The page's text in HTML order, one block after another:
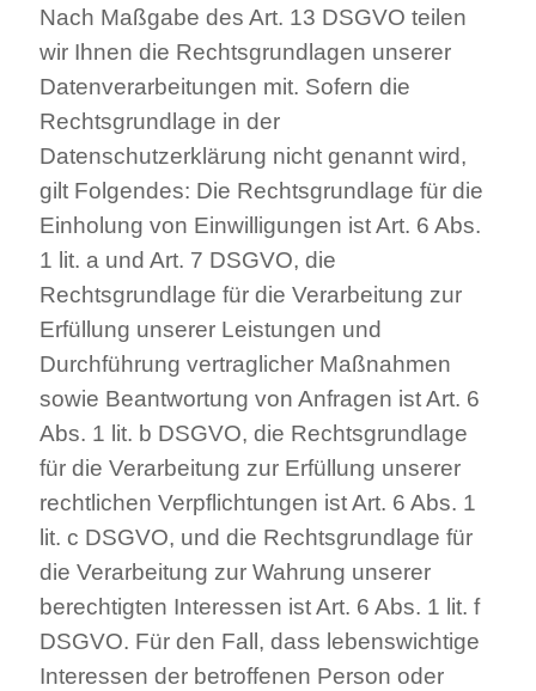
Nach Maßgabe des Art. 13 DSGVO teilen
wir Ihnen die Rechtsgrundlagen unserer
Datenverarbeitungen mit. Sofern die
Rechtsgrundlage in der
Datenschutzerklärung nicht genannt wird,
gilt Folgendes: Die Rechtsgrundlage für die
Einholung von Einwilligungen ist Art. 6 Abs.
1 lit. a und Art. 7 DSGVO, die
Rechtsgrundlage für die Verarbeitung zur
Erfüllung unserer Leistungen und
Durchführung vertraglicher Maßnahmen
sowie Beantwortung von Anfragen ist Art. 6
Abs. 1 lit. b DSGVO, die Rechtsgrundlage
für die Verarbeitung zur Erfüllung unserer
rechtlichen Verpflichtungen ist Art. 6 Abs. 1
lit. c DSGVO, und die Rechtsgrundlage für
die Verarbeitung zur Wahrung unserer
berechtigten Interessen ist Art. 6 Abs. 1 lit. f
DSGVO. Für den Fall, dass lebenswichtige
Interessen der betroffenen Person oder